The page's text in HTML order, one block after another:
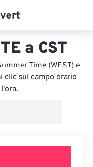
a CST
Time (WEST) e
clic sul campo orario